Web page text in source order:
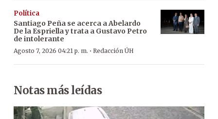
Política
Santiago Peña se acerca a Abelardo
De la Espriella y trata a Gustavo Petro
de intolerante
Agosto 7, 2026 04:21 p. m. · Redacción ÚH
Notas más leídas